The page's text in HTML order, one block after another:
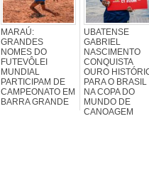
MARAÚ:
GRANDES
NOMES DO
FUTEVÔLEI
MUNDIAL
PARTICIPAM DE
CAMPEONATO EM
BARRA GRANDE
UBATENSE
GABRIEL
NASCIMENTO
CONQUISTA
OURO
PARA O BRASIL
NA COPA DO
MUNDO DE
CANOAGEM